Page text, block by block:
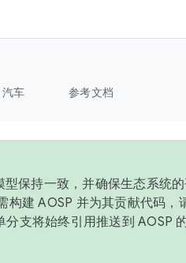
汽车 参考文档
保持一致，并确保生态系统
构建 AOSP 并为其贡献代码，
分支将始终引用推送到 AOSP